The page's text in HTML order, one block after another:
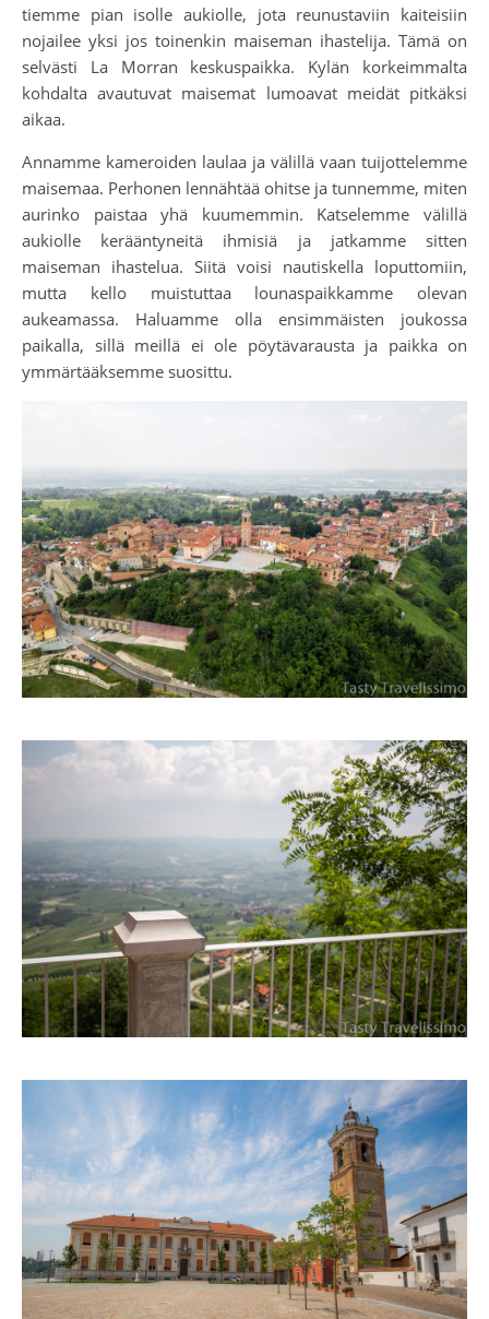
tiemme pian isolle aukiolle, jota reunustaviin kaiteisiin
nojailee yksi jos toinenkin maiseman ihastelija. Tämä on
selvästi La Morran keskuspaikka. Kylän korkeimmalta
kohdalta avautuvat maisemat lumoavat meidät pitkäksi
aikaa.
Annamme kameroiden laulaa ja välillä vaan tuijottelemme
maisemaa. Perhonen lennähtää ohitse ja tunnemme, miten
aurinko paistaa yhä kuumemmin. Katselemme välillä
aukiolle kerääntyneitä ihmisiä ja jatkamme sitten
maiseman ihastelua. Siitä voisi nautiskella loputtomiin,
mutta kello muistuttaa lounaspaikkamme olevan
aukeamassa. Haluamme olla ensimmäisten joukossa
paikalla, sillä meillä ei ole pöytävarausta ja paikka on
ymmärtääksemme suosittu.